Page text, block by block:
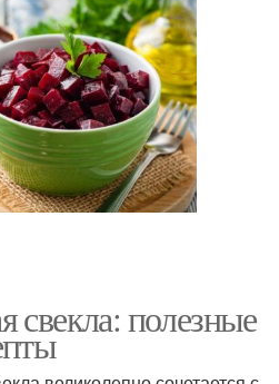
свекла: полезные